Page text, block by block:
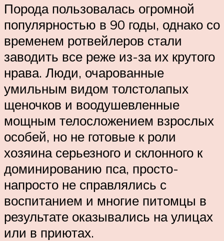
Порода пользовалась огромной
популярностью в 90 годы, однако со
временем ротвейлеров стали
заводить все реже из-за их крутого
нрава. Люди, очарованные
умильным видом толстолапых
щеночков и воодушевленные
мощным телосложением взрослых
особей, но не готовые к роли
хозяина серьезного и склонного к
доминированию пса, просто-
напросто не справлялись с
воспитанием и многие питомцы в
результате оказывались на улицах
или в приютах.